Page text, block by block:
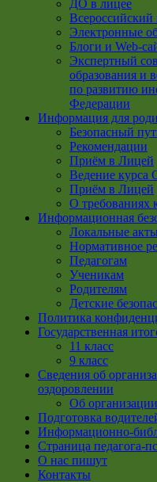
ДО в лицее
Всероссийский
Электронные
Блоги и Web-
Экспертный
образования и
по развитию
Федерации
Информация для
Безопасный
Рекомендации
Приём в Лицей
Ведение
Приём в Лицей
О требованиях
Информационная
Локальные
Нормативное
Педагогам
Ученикам
Родителям
Детские
Политика
Государственная
11 класс
9 класс
Сведения об
оздоровлении
Об
Подготовка
Информационно-
Страница педагога-
О нас пишут
Контакты